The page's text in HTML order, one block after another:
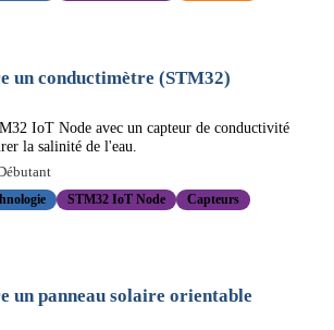
un conductimètre (STM32)
IoT Node avec un capteur de conductivité
la salinité de l'eau.
STM32 IoT Node
Capteurs
un panneau solaire orientable